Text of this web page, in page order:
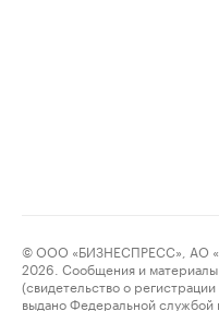
© ООО «БИЗНЕСПРЕСС», АО
2026. Сообщения и материалы
(свидетельство о
выдано Федеральной службой